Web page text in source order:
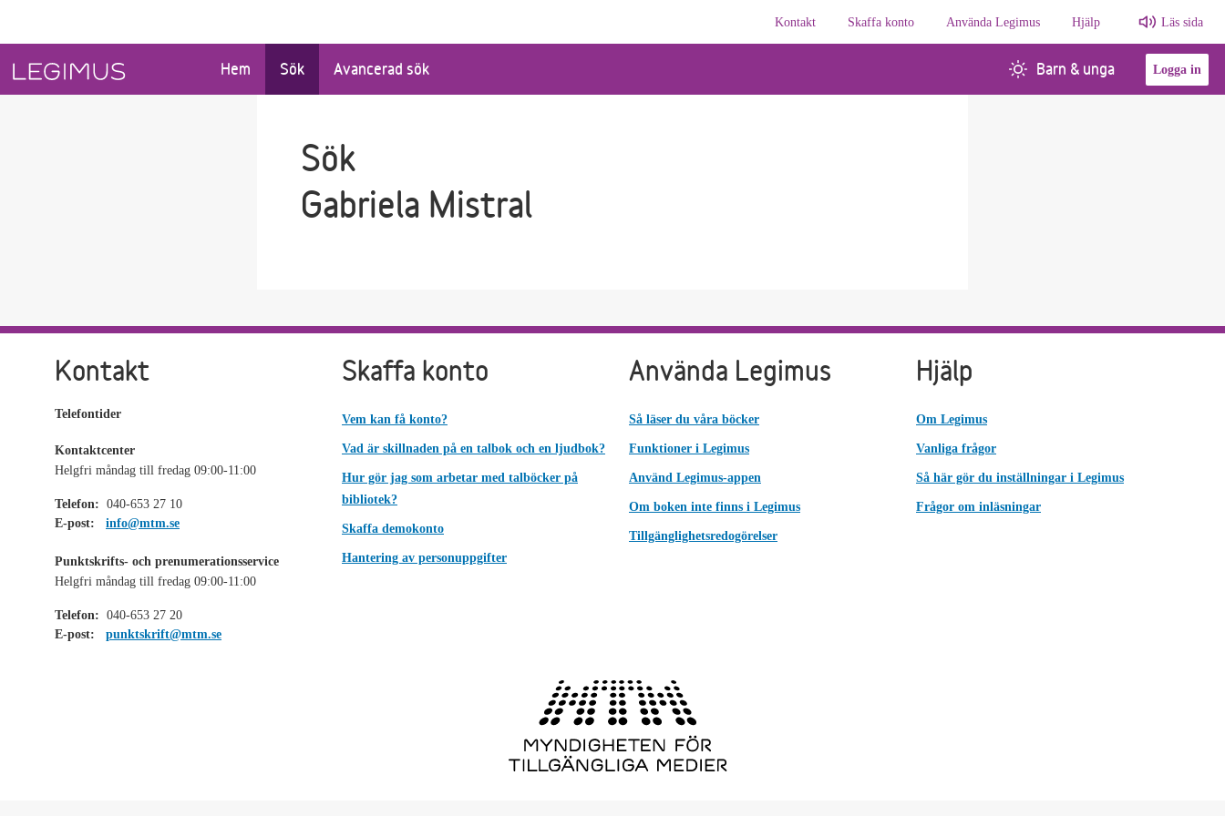
Kontakt
Skaffa konto Använda Legimus Hjälp Läs sida
Hem Sök Avancerad sök Barn & unga Logga in
Sök
Gabriela Mistral
Kontakt
Telefontider
Kontaktcenter
Helgfri måndag till fredag 09:00-11:00
Telefon: 040-653 27 10
E-post:
info@mtm.se
Punktskrifts- och prenumerationsservice
Helgfri måndag till fredag 09:00-11:00
Telefon: 040-653 27 20
E-post:
punktskrift@mtm.se
Skaffa konto
Vem kan få konto?
Vad är skillnaden på en talbok och en ljudbok?
Hur gör jag som arbetar med talböcker på
bibliotek?
Skaffa demokonto
Hantering av personuppgifter
Använda Legimus
Så läser du våra böcker
Funktioner i Legimus
Använd Legimus-appen
Om boken inte finns i Legimus
Tillgänglighetsredogörelser
Hjälp
Om Legimus
Vanliga frågor
Så här gör du inställningar i Legimus
Frågor om inläsningar